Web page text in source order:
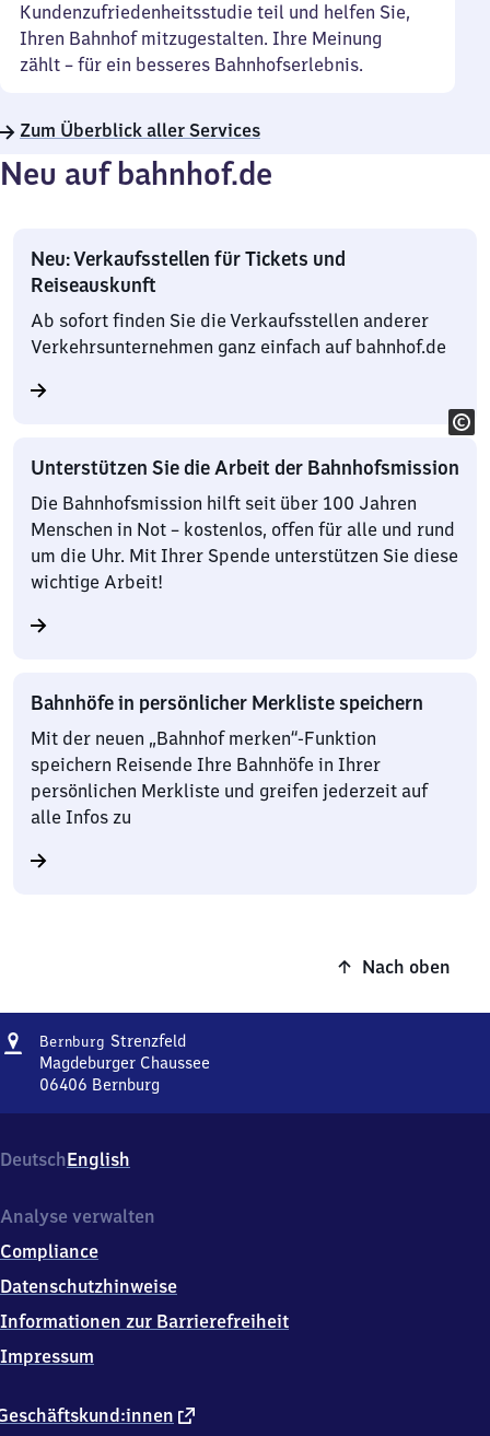
Kundenzufriedenheitsstudie teil und helfen Sie,
Ihren Bahnhof mitzugestalten. Ihre Meinung
zählt – für ein besseres Bahnhofserlebnis.
Zum Überblick aller Services
Neu auf bahnhof.de
Neu: Verkaufsstellen für Tickets und
Reiseauskunft
Ab sofort finden Sie die Verkaufsstellen anderer
Verkehrsunternehmen ganz einfach auf bahnhof.de
Unterstützen Sie die Arbeit der Bahnhofsmission
Die Bahnhofsmission hilft seit über 100 Jahren
Menschen in Not – kostenlos, offen für alle und rund
um die Uhr. Mit Ihrer Spende unterstützen Sie diese
wichtige Arbeit!
Bahnhöfe in persönlicher Merkliste speichern
Mit der neuen „Bahnhof merken“-Funktion
speichern Reisende Ihre Bahnhöfe in Ihrer
persönlichen Merkliste und greifen jederzeit auf
alle Infos zu
Nach oben
Adresse
Bernburg StrenzfeldBernburg-
Strenzfeld
Magdeburger Chaussee
06406 Bernburg
Magdeburger
Chaussee,
6
0
6
DeutschEnglish
externer
Analyse verwalten
Compliance
Datenschutzhinweise
Informationen zur Barrierefreiheit
Impressum